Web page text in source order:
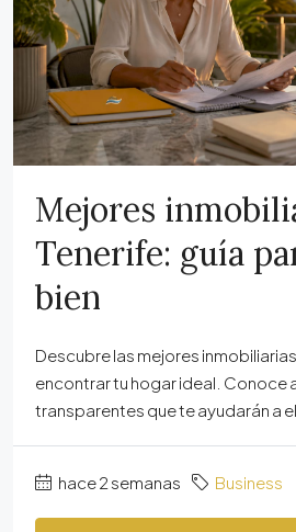
Mejores
Tenerife: guía
bien
Descubre las mejores
encontrar tu hogar ideal. Conoce
transparentes que te ayudarán a
hace 2 semanas Business